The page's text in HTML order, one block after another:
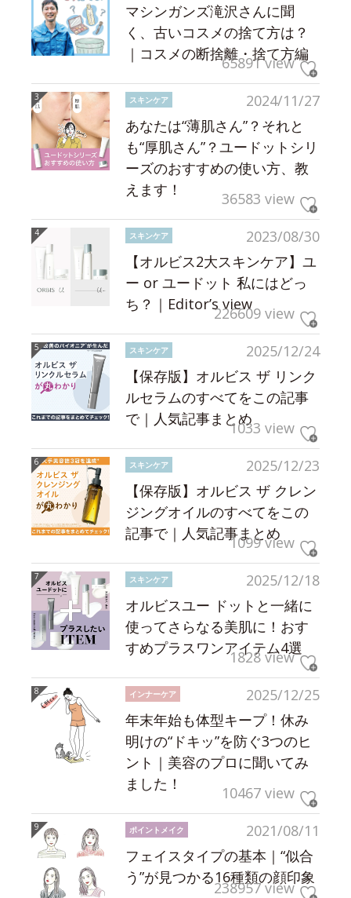
マシンガンズ滝沢さんに聞
く、古いコスメの捨て方は？
｜コスメの断捨離・捨て方編
65891 view
2024/11/27
スキンケア
あなたは“薄肌さん”？それと
も“厚肌さん”？ユードットシリ
ーズのおすすめの使い方、教
えます！
36583 view
2023/08/30
スキンケア
【オルビス2大スキンケア】ユ
ー or ユードット 私にはどっ
ち？｜Editor’s view226609 view
2025/12/24
スキンケア
【保存版】オルビス ザ リンク
ルセラムのすべてをこの記事
で｜人気記事まとめ1033 view
2025/12/23
スキンケア
【保存版】オルビス ザ クレン
ジングオイルのすべてをこの
記事で｜人気記事まとめ
1099 view
2025/12/18
スキンケア
オルビスユー ドットと一緒に
使ってさらなる美肌に！おす
すめプラスワンアイテム4選
1828 view
2025/12/25
インナーケア
年末年始も体型キープ！休み
明けの“ドキッ”を防ぐ3つのヒ
ント｜美容のプロに聞いてみ
ました！
10467 view
2021/08/11
ポイントメイク
フェイスタイプの基本｜“似合
う”が見つかる16種類の顔印象
238957 view